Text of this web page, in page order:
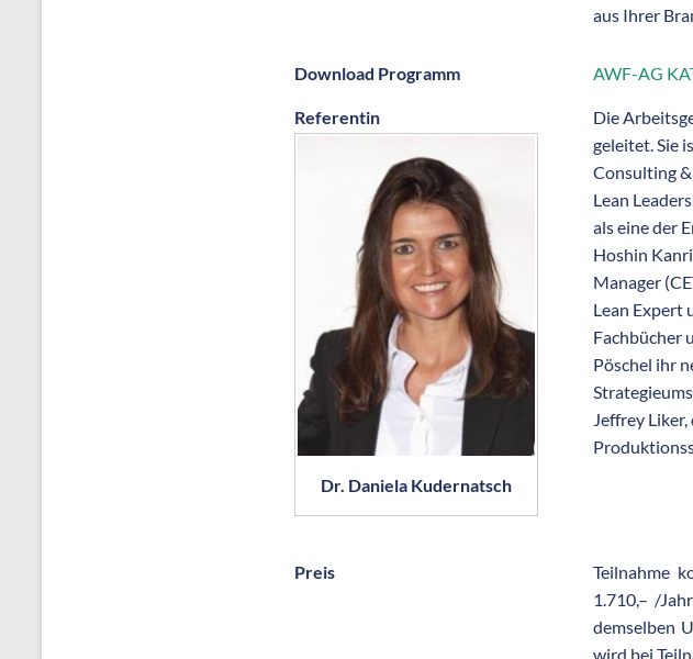
aus Ihrer
Download Programm AWF-AG
Referentin
Dr. Daniela Kudernatsch
Die
geleitet. Sie
Consulting
Lean
als eine der
Hoshin
Manager
Lean Expert
Fachbücher
Pöschel ihr
Jeffrey
Preis
Teilnahme
1.710,– /
demselben
wird bei